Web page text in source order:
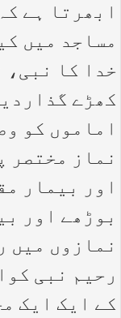
ابھرتا ہے
مساجد میں
خدا کا نبی،
کھڑے
اماموں کو
نماز مختصر
اور بیمار
بوڑھے اور
نمازوں میں
رحیم نبی
کے ایک ایک